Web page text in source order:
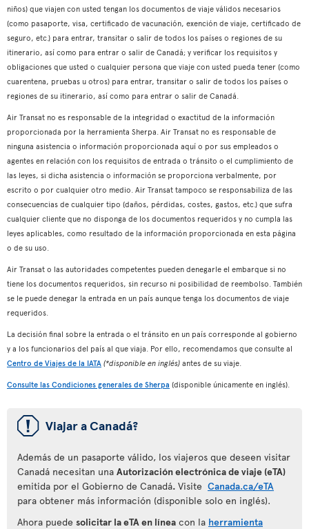
niños) que viajen con usted tengan los documentos de viaje válidos necesarios
(como pasaporte, visa, certificado de vacunación, exención de viaje, certificado de
seguro, etc.) para entrar, transitar o salir de todos los países o regiones de su
itinerario, así como para entrar o salir de Canadá; y verificar los requisitos y
obligaciones que usted o cualquier persona que viaje con usted pueda tener (como
cuarentena, pruebas u otros) para entrar, transitar o salir de todos los países o
regiones de su itinerario, así como para entrar o salir de Canadá.
Air Transat no es responsable de la integridad o exactitud de la información
proporcionada por la herramienta Sherpa. Air Transat no es responsable de
ninguna asistencia o información proporcionada aquí o por sus empleados o
agentes en relación con los requisitos de entrada o tránsito o el cumplimiento de
las leyes, si dicha asistencia o información se proporciona verbalmente, por
escrito o por cualquier otro medio. Air Transat tampoco se responsabiliza de las
consecuencias de cualquier tipo (daños, pérdidas, costes, gastos, etc.) que sufra
cualquier cliente que no disponga de los documentos requeridos y no cumpla las
leyes aplicables, como resultado de la información proporcionada en esta página
o de su uso.
Air Transat o las autoridades competentes pueden denegarle el embarque si no
tiene los documentos requeridos, sin recurso ni posibilidad de reembolso. También
se le puede denegar la entrada en un país aunque tenga los documentos de viaje
requeridos.
La decisión final sobre la entrada o el tránsito en un país corresponde al gobierno
y a los funcionarios del país al que viaja. Por ello, recomendamos que consulte al
Centro de Viajes de la IATA (*disponible en inglés) antes de su viaje.
Consulte las Condiciones generales de Sherpa (disponible únicamente en inglés).
ü Viajar a Canadá?
Además de un pasaporte válido, los viajeros que deseen visitar
Canadá necesitan una Autorización electrónica de viaje (eTA)
emitida por el Gobierno de Canadá. Visite Canada.ca/eTA
para obtener más información (disponible solo en inglés).
Ahora puede solicitar la eTA en línea con la herramienta